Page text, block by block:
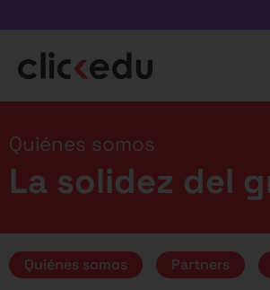
Quiénes somos
La solidez del
Quiénes somos Partners